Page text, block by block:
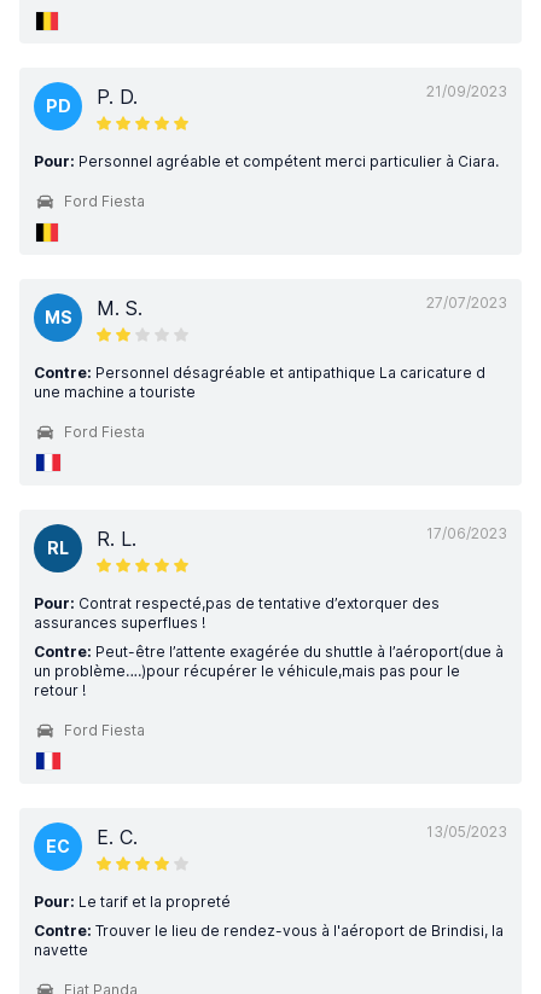
21/09/2023
PD P. D.
Pour: Personnel agréable et compétent merci particulier à Ciara.
Ford Fiesta
27/07/2023
MS M. S.
Contre: Personnel désagréable et antipathique La caricature d
une machine a touriste
Ford Fiesta
17/06/2023
RL R. L.
Pour: Contrat respecté,pas de tentative d’extorquer des
assurances superflues !
Contre: Peut-être l’attente exagérée du shuttle à l’aéroport(due à
un problème….)pour récupérer le véhicule,mais pas pour le
retour !
Ford Fiesta
13/05/2023
EC E. C.
Pour: Le tarif et la propreté
Contre: Trouver le lieu de rendez-vous à l'aéroport de Brindisi, la
navette
Fiat Panda